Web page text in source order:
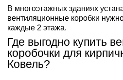
В многоэтажных зданиях
вентиляционные коробки
каждые 2 этажа.
Где выгодно купить
коробочки для
Ковель?